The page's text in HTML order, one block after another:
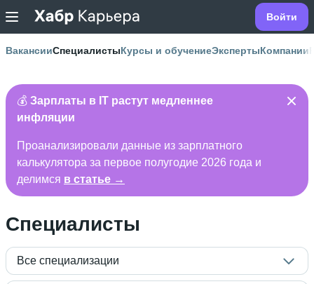
Войти
ВакансииСпециалистыКурсы и обучениеЭкспертыКомпании
💰 Зарплаты в IT растут медленнее
инфляции
Проанализировали данные из зарплатного
калькулятора за первое полугодие 2026 года и
делимся в статье →
Специалисты
Все специализации